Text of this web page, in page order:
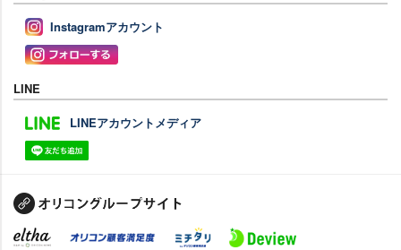
Instagramアカウント
LINE
LINEアカウントメディア